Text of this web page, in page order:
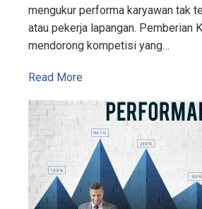
mengukur performa karyawan tak
atau pekerja lapangan. Pemberian
mendorong kompetisi yang…
Read More